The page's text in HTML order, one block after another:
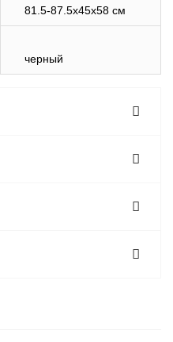
81.5-87.5x45x58 см
черный